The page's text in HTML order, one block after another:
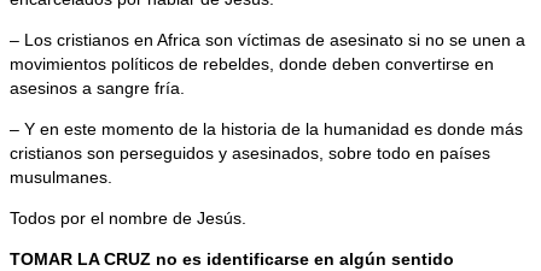
– Los cristianos en Africa son víctimas de asesinato si no se unen a
movimientos políticos de rebeldes, donde deben convertirse en
asesinos a sangre fría.
– Y en este momento de la historia de la humanidad es donde más
cristianos son perseguidos y asesinados, sobre todo en países
musulmanes.
Todos por el nombre de Jesús.
TOMAR LA CRUZ no es identificarse en algún sentido